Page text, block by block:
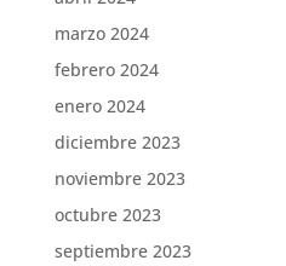
marzo 2024
febrero 2024
enero 2024
diciembre 2023
noviembre 2023
octubre 2023
septiembre 2023